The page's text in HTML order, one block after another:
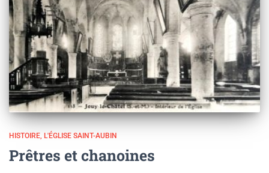
HISTOIRE L'ÉGLISE SAINT-AUBIN
Prêtres et chanoines